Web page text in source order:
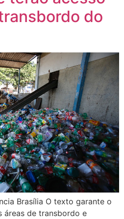
do
Brasília O texto garante o
áreas de transbordo e